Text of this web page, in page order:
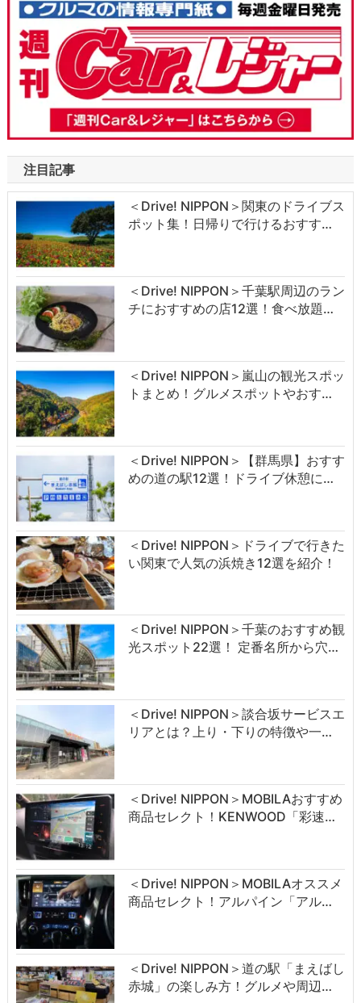
注目記事
＜Drive! NIPPON＞関東のドライブス
ポット集！日帰りで行けるおすす…
＜Drive! NIPPON＞千葉駅周辺のラン
チにおすすめの店12選！食べ放題…
＜Drive! NIPPON＞嵐山の観光スポッ
トまとめ！グルメスポットやおす…
＜Drive! NIPPON＞【群馬県】おすす
めの道の駅12選！ドライブ休憩に…
＜Drive! NIPPON＞ドライブで行きた
い関東で人気の浜焼き12選を紹介！
＜Drive! NIPPON＞千葉のおすすめ観
光スポット22選！ 定番名所から穴…
＜Drive! NIPPON＞談合坂サービスエ
リアとは？上り・下りの特徴や一…
＜Drive! NIPPON＞MOBILAおすすめ
商品セレクト！KENWOOD「彩速…
＜Drive! NIPPON＞MOBILAオススメ
商品セレクト！アルパイン「アル…
＜Drive! NIPPON＞道の駅「まえばし
赤城」の楽しみ方！グルメや周辺…